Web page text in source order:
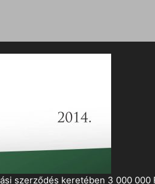
szerződés keretében 3 000 000